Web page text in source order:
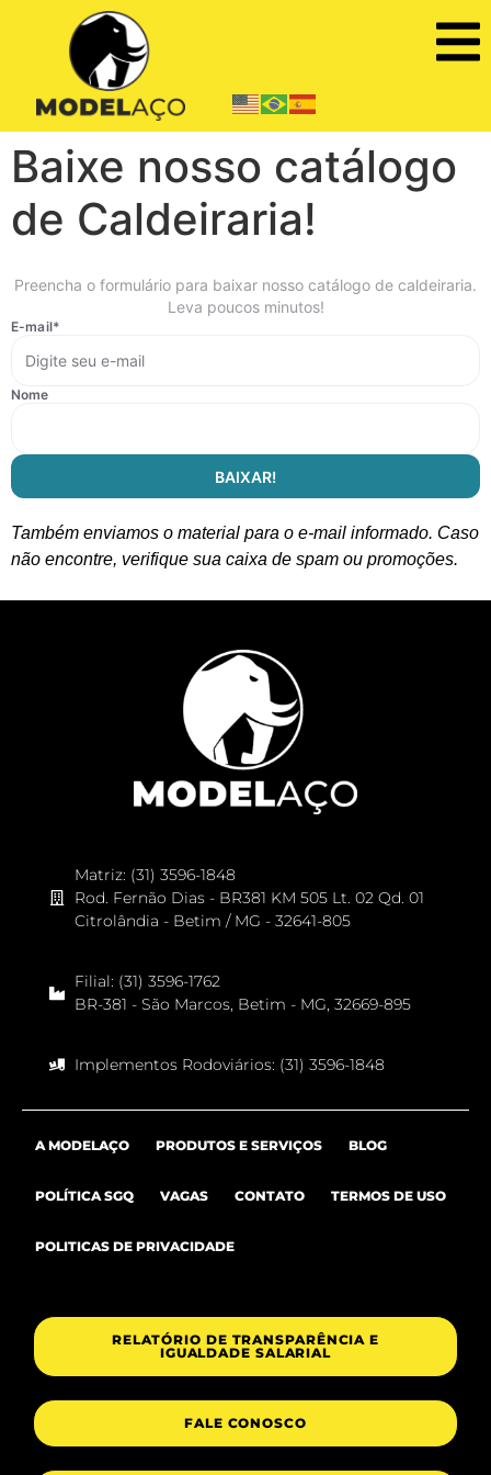
Baixe nosso catálogo
de Caldeiraria!
Preencha o formulário para baixar nosso catálogo de caldeiraria.
Leva poucos minutos!
E-mail*
Nome
BAIXAR!
Também enviamos o material para o e-mail informado. Caso
não encontre, verifique sua caixa de spam ou promoções.
Matriz: (31) 3596-1848
Rod. Fernão Dias - BR381 KM 505 Lt. 02 Qd. 01
Citrolândia - Betim / MG - 32641-805
Filial: (31) 3596-1762
BR-381 - São Marcos, Betim - MG, 32669-895
Implementos Rodoviários: (31) 3596-1848
A MODELAÇO PRODUTOS E SERVIÇOS BLOG
POLÍTICA SGQ VAGAS CONTATO TERMOS DE USO
POLITICAS DE PRIVACIDADE
RELATÓRIO DE TRANSPARÊNCIA E
IGUALDADE SALARIAL
FALE CONOSCO